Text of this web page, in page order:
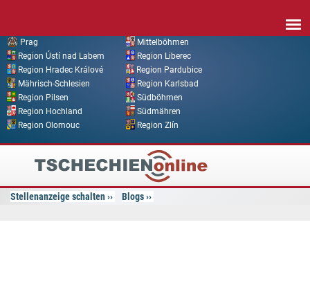
Prag
Mittelböhmen
Region Ústí nad Labem
Region Liberec
Region Hradec Králové
Region Pardubice
Mährisch-Schlesien
Region Karlsbad
Region Pilsen
Südböhmen
Region Hochland
Südmähren
Region Olomouc
Region Zlín
Tschechien
Online
Stellenanzeige schalten Blogs